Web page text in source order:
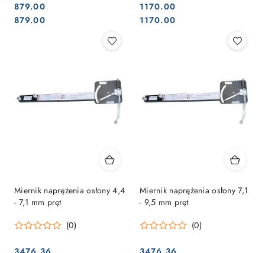
Cena:
879.00
Cena:
879.00 Cena:
1170.00
Cena:
1170.00
Miernik naprężenia osłony 4,4
- 7,1 mm pręt
(0)
Miernik naprężenia osłony 7,1
- 9,5 mm pręt
(0)